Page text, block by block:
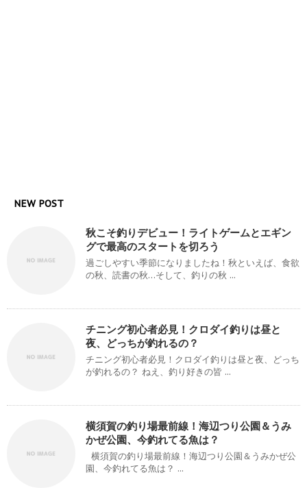
NEW POST
秋こそ釣りデビュー！ライトゲームとエギン
グで最高のスタートを切ろう
過ごしやすい季節になりましたね！秋といえば、食欲
の秋、読書の秋…そして、釣りの秋 ...
チニング初心者必見！クロダイ釣りは昼と
夜、どっちが釣れるの？
チニング初心者必見！クロダイ釣りは昼と夜、どっち
が釣れるの？ ねえ、釣り好きの皆 ...
横須賀の釣り場最前線！海辺つり公園＆うみ
かぜ公園、今釣れてる魚は？
横須賀の釣り場最前線！海辺つり公園＆うみかぜ公
園、今釣れてる魚は？ ...